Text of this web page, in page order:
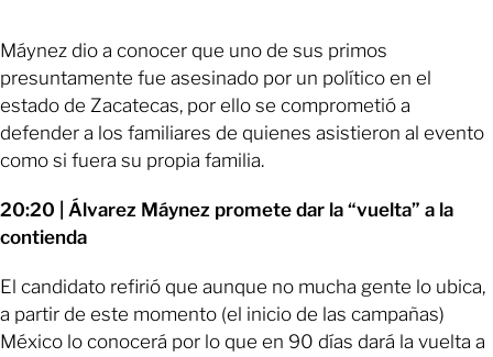
Máynez dio a conocer que uno de sus primos
presuntamente fue asesinado por un político en el
estado de Zacatecas, por ello se comprometió a
defender a los familiares de quienes asistieron al evento
como si fuera su propia familia.
20:20 | Álvarez Máynez promete dar la “vuelta” a la
contienda
El candidato refirió que aunque no mucha gente lo ubica,
a partir de este momento (el inicio de las campañas)
México lo conocerá por lo que en 90 días dará la vuelta a